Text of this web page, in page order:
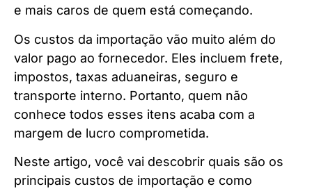
e mais caros de quem está começando.
Os custos da importação vão muito além do
valor pago ao fornecedor. Eles incluem frete,
impostos, taxas aduaneiras, seguro e
transporte interno. Portanto, quem não
conhece todos esses itens acaba com a
margem de lucro comprometida.
Neste artigo, você vai descobrir quais são os
principais custos de importação e como